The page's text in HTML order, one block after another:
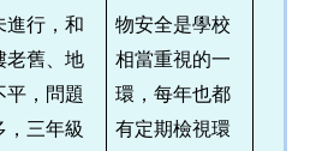
進行，和
老舊、地
平，問題
，三年級
物安全是學校
相當重視的一
環，每年也都
有定期檢視環